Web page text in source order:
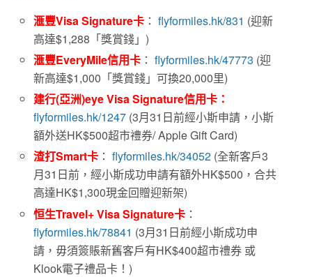
滙豐Visa Signature卡 ：flyformiles.hk/831 (迎新
高達$1,288「獎賞錢」)
滙豐EveryMile信用卡 ：flyformiles.hk/47773 (迎
新高達$1,000「獎賞錢」可換20,000里)
建行(亞洲)eye Visa Signature信用卡：
flyformiles.hk/1247 (3月31日前經小斯申請，小斯
額外送HK$500超市禮券/ Apple Gift Card)
渣打Smart卡 ：flyformiles.hk/34052 (全新客戶3
月31日前，經小斯成功申請有額外HK$500，合共
高達HK$1,300現金回贈迎新架)
恒生Travel+ Visa Signature卡 ：
flyformiles.hk/78841 (3月31日前經小斯成功申
請，毋須簽賬新舊客戶有HK$400超市禮券 或
Klook電子禮品卡！)